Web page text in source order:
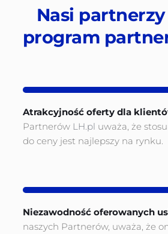
Nasi
program
Atrakcyjność oferty dl﻿a
Partnerów LH.pl uważa, że
do ceny jest najlepszy na rynku.
Niezawodność oferowanych
naszych Partnerów, uważa, że